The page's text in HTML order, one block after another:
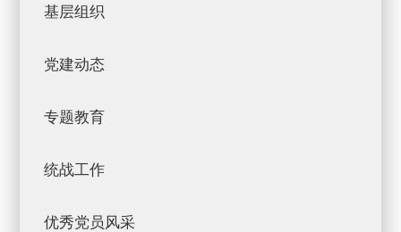
基层组织
党建动态
专题教育
统战工作
优秀党员风采